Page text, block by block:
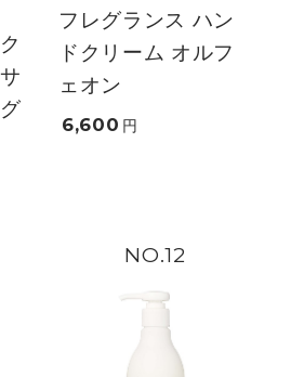
フレグランス ハン
ドクリーム オルフ
ェオン
6,600 円
12